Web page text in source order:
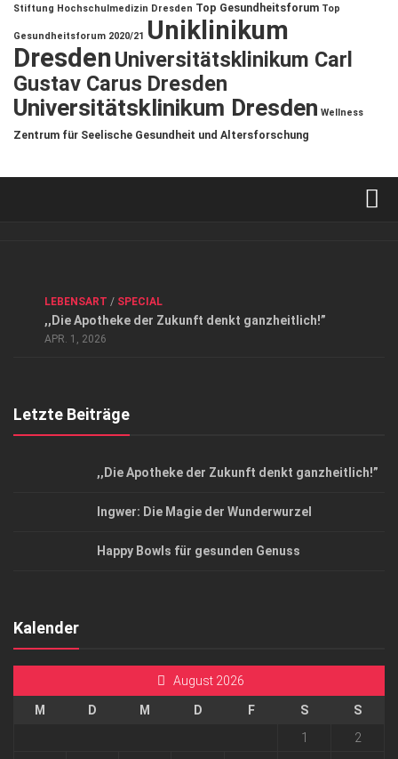
Stiftung Hochschulmedizin Dresden Top Gesundheitsforum Top
Gesundheitsforum 2020/21 Uniklinikum
DresdenUniversitätsklinikum Carl
Gustav Carus Dresden
Universitätsklinikum Dresden Wellness
Zentrum für Seelische Gesundheit und Altersforschung
Datenschutzerklärung
Top Magazin Dresden / Ostsachsen
LEBENSART / SPECIAL
,,Die Apotheke der Zukunft denkt ganzheitlich!”
APR. 1, 2026
Letzte Beiträge
,,Die Apotheke der Zukunft denkt ganzheitlich!”
Ingwer: Die Magie der Wunderwurzel
Happy Bowls für gesunden Genuss
Kalender
August 2026
M D M D F S
S
1
2